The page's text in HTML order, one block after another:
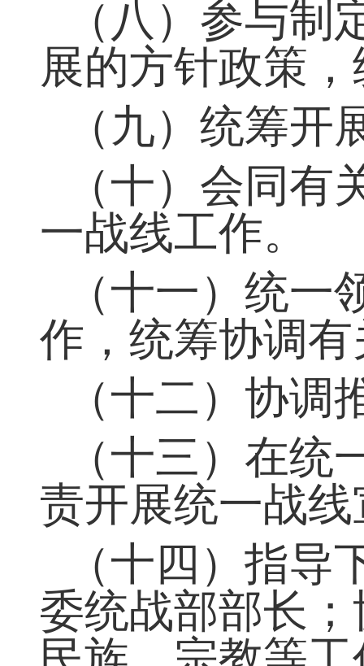
教事务。
（八）参与
展的方针政策
（九）统筹开
（十）会同
一战线工作。
（十一）统
作，统筹协调
（十二）协调
（十三）在
责开展统一战